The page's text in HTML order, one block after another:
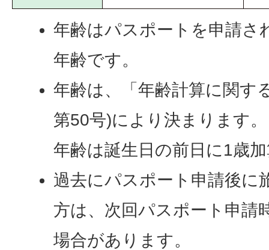
年齢はパスポートを申請さ
年齢です。
年齢は、「年齢計算に関す
第50号)により決まります
年齢は誕生日の前日に1歳
過去にパスポート申請後に
方は、次回パスポート申請
場合があります。